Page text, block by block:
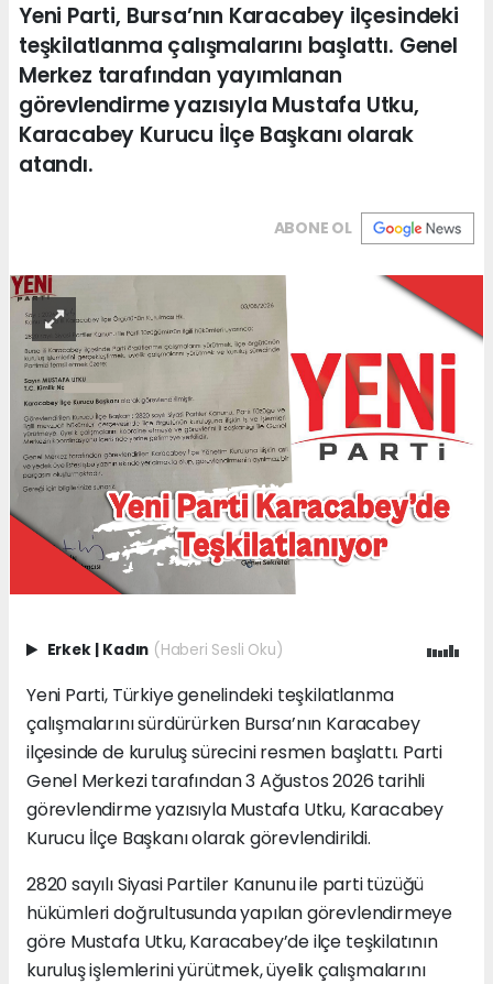
Yeni Parti, Bursa’nın Karacabey ilçesindeki
teşkilatlanma çalışmalarını başlattı. Genel
Merkez tarafından yayımlanan
görevlendirme yazısıyla Mustafa Utku,
Karacabey Kurucu İlçe Başkanı olarak
atandı.
ABONE OL
Erkek | Kadın (Haberi Sesli Oku)
Yeni Parti, Türkiye genelindeki teşkilatlanma
çalışmalarını sürdürürken Bursa’nın Karacabey
ilçesinde de kuruluş sürecini resmen başlattı. Parti
Genel Merkezi tarafından 3 Ağustos 2026 tarihli
görevlendirme yazısıyla Mustafa Utku, Karacabey
Kurucu İlçe Başkanı olarak görevlendirildi.
2820 sayılı Siyasi Partiler Kanunu ile parti tüzüğü
hükümleri doğrultusunda yapılan görevlendirmeye
göre Mustafa Utku, Karacabey’de ilçe teşkilatının
kuruluş işlemlerini yürütmek, üyelik çalışmalarını